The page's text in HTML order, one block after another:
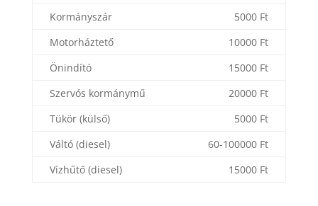
Kormányszár
5000 Ft
Motorháztető
10000 Ft
Önindító
15000 Ft
Szervós kormánymű
20000 Ft
Tükör (külső)
5000 Ft
Váltó (diesel)
60-100000 Ft
Vízhűtő (diesel)
15000 Ft